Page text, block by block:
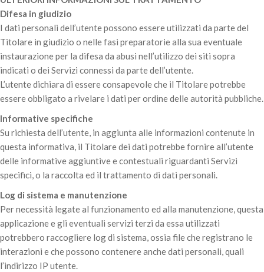
Difesa in giudizio
I dati personali dell’utente possono essere utilizzati da parte del
Titolare in giudizio o nelle fasi preparatorie alla sua eventuale
instaurazione per la difesa da abusi nell’utilizzo dei siti sopra
indicati o dei Servizi connessi da parte dell’utente.
L’utente dichiara di essere consapevole che il Titolare potrebbe
essere obbligato a rivelare i dati per ordine delle autorità pubbliche.
Informative specifiche
Su richiesta dell’utente, in aggiunta alle informazioni contenute in
questa informativa, il Titolare dei dati potrebbe fornire all’utente
delle informative aggiuntive e contestuali riguardanti Servizi
specifici, o la raccolta ed il trattamento di dati personali.
Log di sistema e manutenzione
Per necessità legate al funzionamento ed alla manutenzione, questa
applicazione e gli eventuali servizi terzi da essa utilizzati
potrebbero raccogliere log di sistema, ossia file che registrano le
interazioni e che possono contenere anche dati personali, quali
l’indirizzo IP utente.